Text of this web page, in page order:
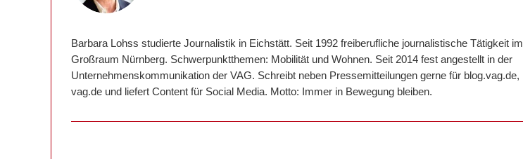
Barbara Lohss studierte Journalistik in Eichstätt. Seit 1992 freiberufliche journalistische Tätigkeit im
Großraum Nürnberg. Schwerpunktthemen: Mobilität und Wohnen. Seit 2014 fest angestellt in der
Unternehmenskommunikation der VAG. Schreibt neben Pressemitteilungen gerne für blog.vag.de,
vag.de und liefert Content für Social Media. Motto: Immer in Bewegung bleiben.